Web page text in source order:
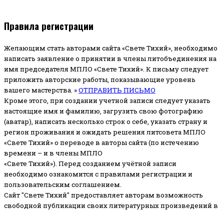
Правила регистрации
Желающим стать авторами сайта «Свете Тихий», необходимо
написать заявление о принятии в члены литобъединения на
имя председателя МПЛО «Свете Тихий». К письму следует
приложить авторские работы, показывающие уровень
вашего мастерства. »ОТПРАВИТЬ ПИСЬМО
Кроме этого, при создании учетной записи следует указать
настоящие имя и фамилию, загрузить свою фотографию
(аватар), написать несколько строк о себе, указать страну и
регион проживания и ожидать решения литсовета МПЛО
«Свете Тихий» о переводе в авторы сайта (по истечению
времени – и в члены МПЛО
«Свете Тихий»). Перед созданием учётной записи
необходимо ознакомится с правилами регистрации и
пользовательским соглашением.
Сайт "Свете Тихий" предоставляет авторам возможность
свободной публикации своих литературных произведений в